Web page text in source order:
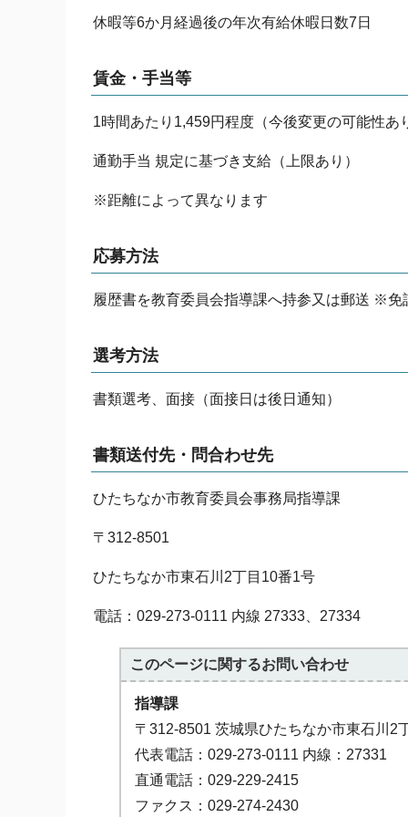
休暇等6か月経過後の年次有給休暇日数7日
賃金・手当等
1時間あたり1,459円程度（今後変更の可能性あ
通勤手当 規定に基づき支給（上限あり）
※距離によって異なります
応募方法
履歴書を教育委員会指導課へ持参又は郵送 ※免
選考方法
書類選考、面接（面接日は後日通知）
書類送付先・問合わせ先
ひたちなか市教育委員会事務局指導課
〒312-8501
ひたちなか市東石川2丁目10番1号
電話：029-273-0111 内線 27333、27334
このページに関するお問い合わせ
指導課
〒312-8501 茨城県ひたちなか市東石川2
代表電話：029-273-0111 内線：27331
直通電話：029-229-2415
ファクス：029-274-2430